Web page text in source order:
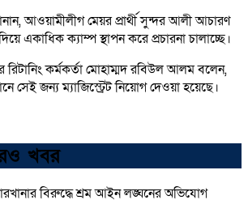
জানান, আওয়ামীলীগ মেয়র প্রার্থী সুন্দর আলী আচারণ
একাধিক ক্যাম্প স্থাপন করে প্রচারনা চালাচ্ছে।
কর্মকর্তা মোহাম্মদ রবিউল আলম বলেন,
সেই জন্য ম্যাজিস্ট্রেট নিয়োগ দেওয়া হয়েছে।
খবর